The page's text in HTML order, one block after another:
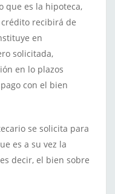
que es la hipoteca,
recibirá de
en
solicitada,
en lo plazos
con el bien
se solicita para
es a su vez la
decir, el bien sobre